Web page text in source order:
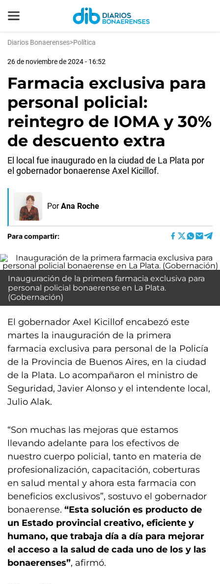
Diarios Bonaerenses>Política
26 de noviembre de 2024 - 16:52
Farmacia exclusiva para
personal policial:
reintegro de IOMA y 30%
de descuento extra
El local fue inaugurado en la ciudad de La Plata por
el gobernador bonaerense Axel Kicillof.
Por Ana Roche
Para compartir:
Inauguración de la primera farmacia exclusiva para
personal policial bonaerense en La Plata.
(Gobernación)
El gobernador Axel Kicillof encabezó este
martes la inauguración de la primera
farmacia exclusiva para personal de la Policía
de la Provincia de Buenos Aires, en la ciudad
de la Plata. Lo acompañaron el ministro de
Seguridad, Javier Alonso y el intendente local,
Julio Alak.
“Son muchas las mejoras que estamos
llevando adelante para los efectivos de
nuestro cuerpo policial, tanto en materia de
profesionalización, capacitación, coberturas
en salud mental y ahora esta farmacia con
beneficios exclusivos”, sostuvo el gobernador
bonaerense. “Esta solución es producto de
un Estado provincial creativo, eficiente y
humano, que trabaja día a día para mejorar
el acceso a la salud de cada uno de los y las
bonaerenses”, afirmó.